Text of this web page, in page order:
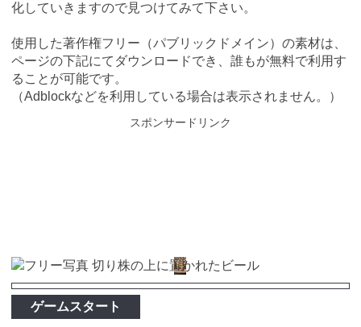
化していきますので見つけてみて下さい。
使用した著作権フリー（パブリックドメイン）の素材は、
ページの下記にてダウンロードでき、誰もが無料で利用す
ることが可能です。
（Adblockなどを利用している場合は表示されません。）
スポンサードリンク
ゲームスタート